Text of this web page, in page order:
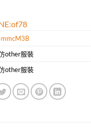
other服裝
other服裝